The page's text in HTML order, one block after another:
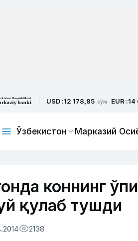
USD :12 178,85 сўм EUR :14
Ўзбекистон Марказий
коннинг
қулаб тушди
2138